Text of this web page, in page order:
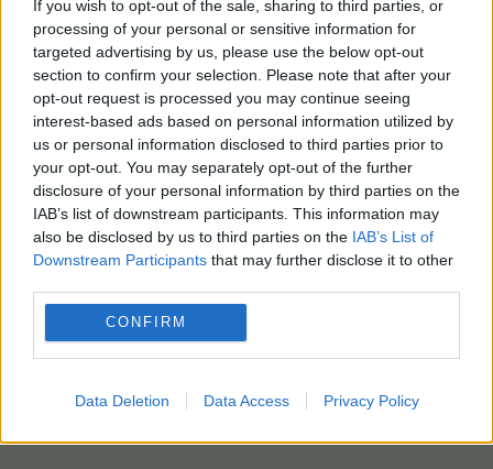
If you wish to opt-out of the sale, sharing to third parties, or
processing of your personal or sensitive information for
targeted advertising by us, please use the below opt-out
section to confirm your selection. Please note that after your
opt-out request is processed you may continue seeing
interest-based ads based on personal information utilized by
us or personal information disclosed to third parties prior to
your opt-out. You may separately opt-out of the further
disclosure of your personal information by third parties on the
IAB’s list of downstream participants. This information may
also be disclosed by us to third parties on the IAB’s List of
Downstream Participants that may further disclose it to other
CONFIRM
Data Deletion Data Access Privacy Policy